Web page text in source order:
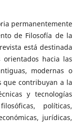
permanentemente
de Filosofía de la
está destinada
hacia las
modernas o
que contribuyan a la
y tecnologías
políticas,
jurídicas,